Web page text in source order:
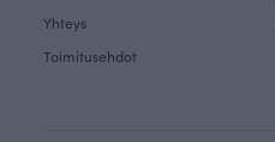
Yhteys
Toimitusehdot